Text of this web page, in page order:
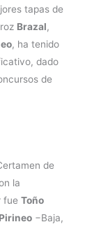
tapas de
Brazal,
, ha tenido
dado
de
de
la
fue Toño
−Baja,